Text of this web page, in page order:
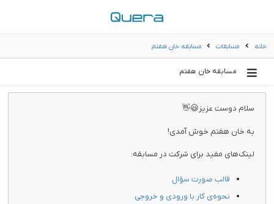
خانه مسابقات مسابقه خان هفتم
مسابقه خان هفتم
سلام دوست عزیز😃👋
به خان هفتم خوش آمدی!
لینک‌های مفید برای شرکت در مسابقه:
قالب صورت سؤال
نحوه‌ی کار با ورودی و خروجی